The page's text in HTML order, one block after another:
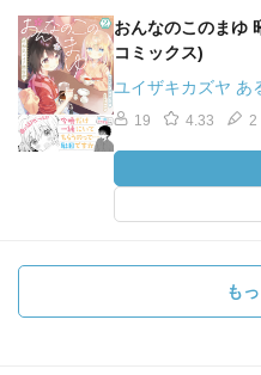
おんなのこのまゆ
コミックス)
ユイザキカズヤ あ
19 4.33 2
も